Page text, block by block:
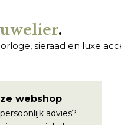
.
, sieraad en luxe
webshop
advies?